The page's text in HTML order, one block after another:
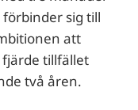
sig till
att
tillfället
två åren.